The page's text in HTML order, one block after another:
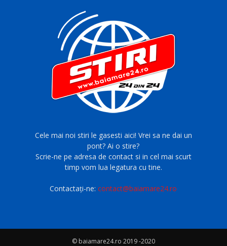
Cele mai noi stiri le gasesti aici! Vrei sa ne dai un
pont? Ai o stire?
Scrie-ne pe adresa de contact si in cel mai scurt
timp vom lua legatura cu tine.
Contactați-ne:contact@baiamare24.ro
© baiamare24.ro 2019 -2020